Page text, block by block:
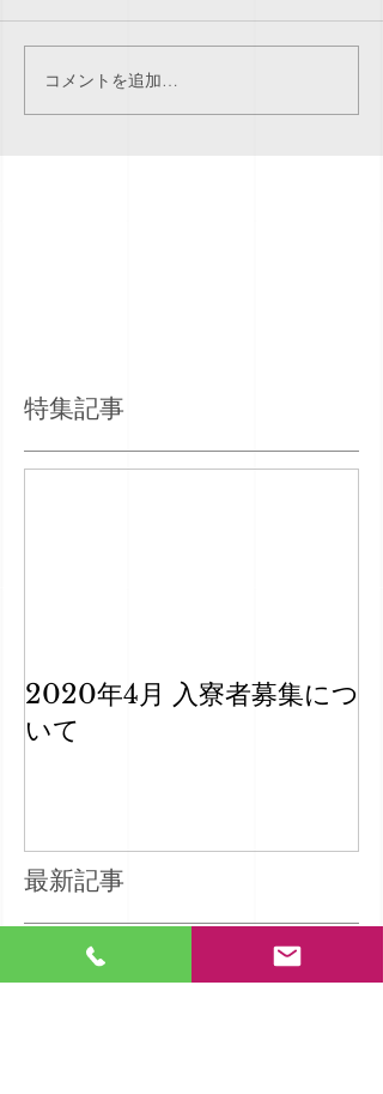
コメントを追加…
特集記事
2020年4月 入寮者募集につ
いて
最新記事
2020年4月 入寮者募集について